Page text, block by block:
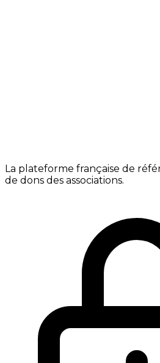
La plateforme française de
de dons des associations.